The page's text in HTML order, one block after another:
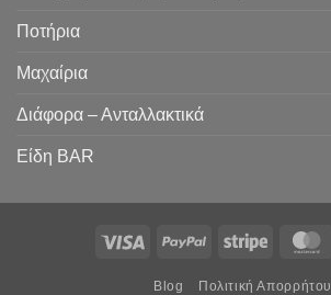
Ποτήρια
Μαχαίρια
Διάφορα – Ανταλλακτικά
Είδη ΒAR
Visa PayPal Stripe
Blog
Πολιτική Απορρήτου